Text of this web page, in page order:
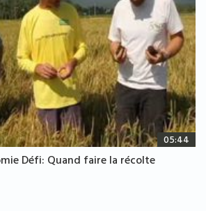
05:44
Défi: Quand faire la récolte